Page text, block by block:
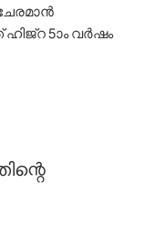
5ാം വര്‍ഷം